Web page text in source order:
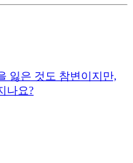
잃은 것도 참변이지만,
나요?